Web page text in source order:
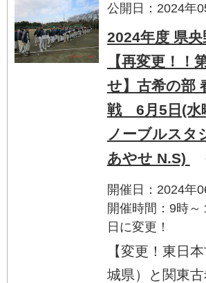
公開日：2024年
2024年度 県
【再変更！！
せ】古希の部
戦 6月5日(
ノーブルスタ
あやせ N.S)
開催日：2024年
開催時間：9時
日に変更！
【変更！東日
城県）と関東